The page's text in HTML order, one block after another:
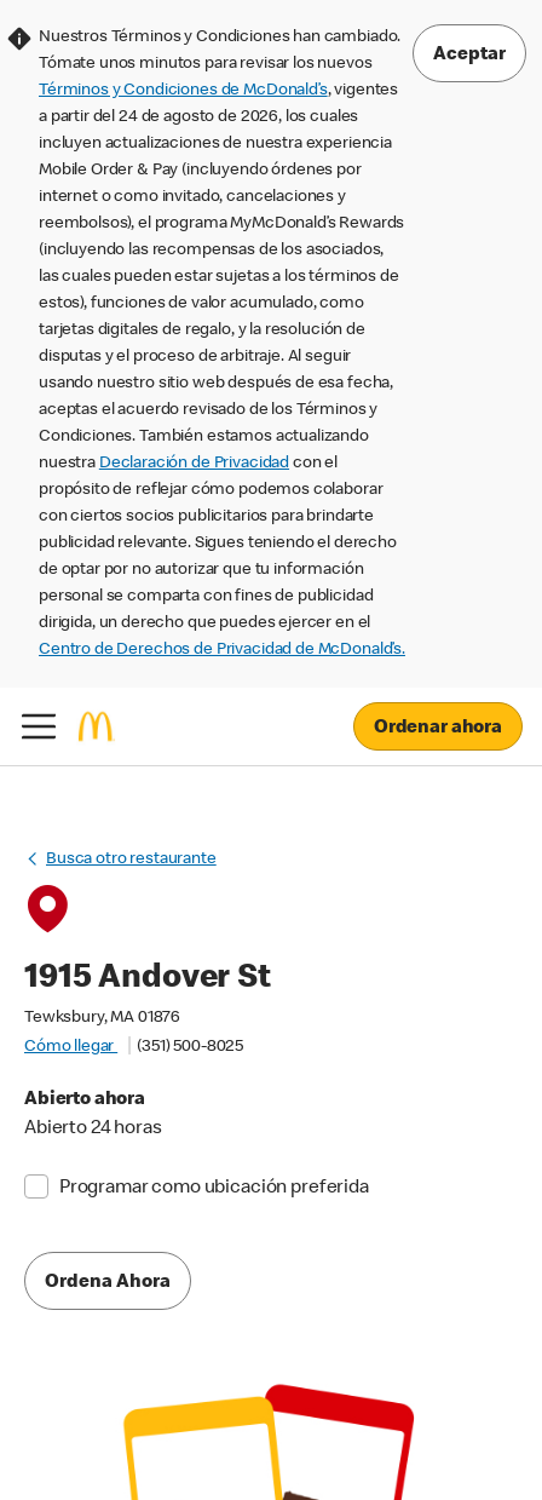
Nuestros Términos y Condiciones han cambiado.
Tómate unos minutos para revisar los nuevos
Términos y Condiciones de McDonald’s, vigentes
a partir del 24 de agosto de 2026, los cuales
incluyen actualizaciones de nuestra experiencia
Mobile Order & Pay (incluyendo órdenes por
internet o como invitado, cancelaciones y
reembolsos), el programa MyMcDonald’s Rewards
(incluyendo las recompensas de los asociados,
las cuales pueden estar sujetas a los términos de
estos), funciones de valor acumulado, como
tarjetas digitales de regalo, y la resolución de
disputas y el proceso de arbitraje. Al seguir
usando nuestro sitio web después de esa fecha,
aceptas el acuerdo revisado de los Términos y
Condiciones. También estamos actualizando
nuestra Declaración de Privacidad con el
propósito de reflejar cómo podemos colaborar
con ciertos socios publicitarios para brindarte
publicidad relevante. Sigues teniendo el derecho
de optar por no autorizar que tu información
personal se comparta con fines de publicidad
dirigida, un derecho que puedes ejercer en el
Centro de Derechos de Privacidad de McDonald’s.
Aceptar
Ordenar ahora
Busca otro restaurante
1915 Andover St
Tewksbury, MA 01876
Cómo llegar
(351) 500-8025
Abierto ahora
Abierto 24 horas
Programar como ubicación preferida
Ordena Ahora